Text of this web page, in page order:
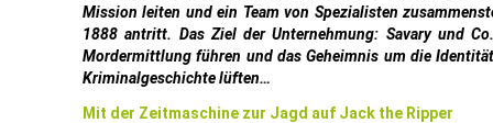
Mission leiten und ein Team von Spezialisten
1888 antritt. Das Ziel der Unternehmung: Savary und
Mordermittlung führen und das Geheimnis um die
Kriminalgeschichte lüften…
Mit der Zeitmaschine zur Jagd auf Jack the Ripper